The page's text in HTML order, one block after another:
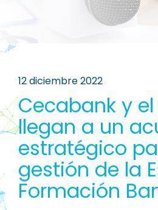
12 diciembre 2022
Cecabank y el
llegan a un
estratégico
gestión de la
Formación